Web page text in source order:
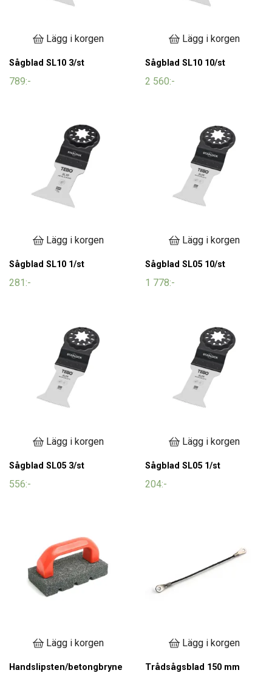
Lägg i korgen
Sågblad SL10 3/st
789:-
Lägg i korgen
Sågblad SL10 10/st
2 560:-
Lägg i korgen
Sågblad SL10 1/st
281:-
Lägg i korgen
Sågblad SL05 10/st
1 778:-
Lägg i korgen
Sågblad SL05 3/st
556:-
Lägg i korgen
Sågblad SL05 1/st
204:-
Lägg i korgen
Handslipsten/betongbryne
Lägg i korgen
Trådsågsblad 150 mm